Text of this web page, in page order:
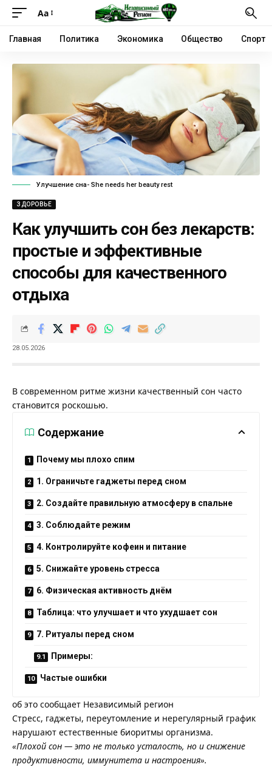
Аа
Главная Политика Экономика Общество Спорт
Улучшение сна- She needs her beauty rest
ЗДОРОВЬЕ
Как улучшить сон без лекарств:
простые и эффективные
способы для качественного
отдыха
28.05.2026
В современном ритме жизни качественный сон часто
становится роскошью.
Содержание
Почему мы плохо спим
1. Ограничьте гаджеты перед сном
2. Создайте правильную атмосферу в спальне
3. Соблюдайте режим
4. Контролируйте кофеин и питание
5. Снижайте уровень стресса
6. Физическая активность днём
Таблица: что улучшает и что ухудшает сон
7. Ритуалы перед сном
Примеры:
Частые ошибки
об это сообщает Независимый регион
Стресс, гаджеты, переутомление и нерегулярный график
нарушают естественные биоритмы организма.
«Плохой сон — это не только усталость, но и снижение
продуктивности, иммунитета и настроения».